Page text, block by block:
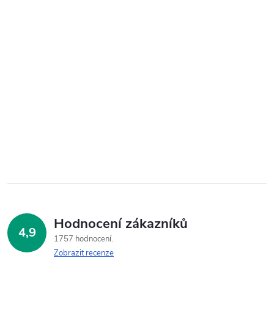
4,9 Hodnocení zákazníků
1757 hodnocení
Zobrazit recenze